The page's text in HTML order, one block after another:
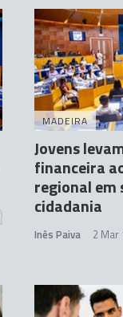
MADEIRA
Jovens
financeira
regional em
cidadania
Inês Paiva 2 Mar